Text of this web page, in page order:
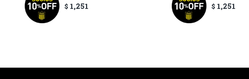
$ 1,251 $ 1,251